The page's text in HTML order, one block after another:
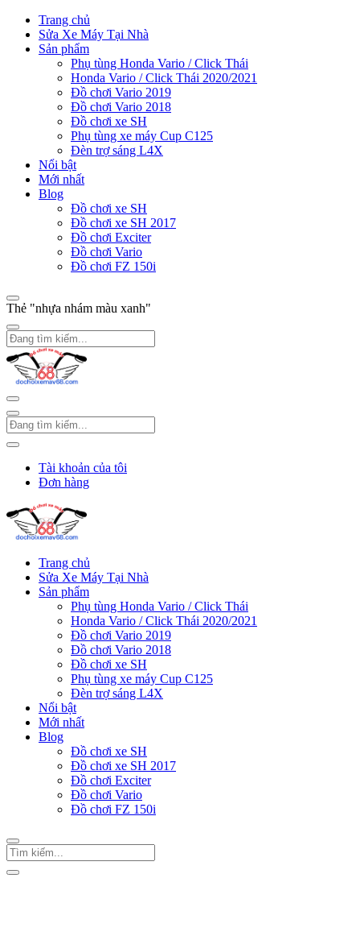
Trang chủ
Sửa Xe Máy Tại Nhà
Sản phẩm
Phụ tùng Honda Vario / Click Thái
Honda Vario / Click Thái 2020/2021
Đồ chơi Vario 2019
Đồ chơi Vario 2018
Đồ chơi xe SH
Phụ tùng xe máy Cup C125
Đèn trợ sáng L4X
Nổi bật
Mới nhất
Blog
Đồ chơi xe SH
Đồ chơi xe SH 2017
Đồ chơi Exciter
Đồ chơi Vario
Đồ chơi FZ 150i
Thẻ "nhựa nhám màu xanh"
Tài khoản của tôi
Đơn hàng
Trang chủ
Sửa Xe Máy Tại Nhà
Sản phẩm
Phụ tùng Honda Vario / Click Thái
Honda Vario / Click Thái 2020/2021
Đồ chơi Vario 2019
Đồ chơi Vario 2018
Đồ chơi xe SH
Phụ tùng xe máy Cup C125
Đèn trợ sáng L4X
Nổi bật
Mới nhất
Blog
Đồ chơi xe SH
Đồ chơi xe SH 2017
Đồ chơi Exciter
Đồ chơi Vario
Đồ chơi FZ 150i